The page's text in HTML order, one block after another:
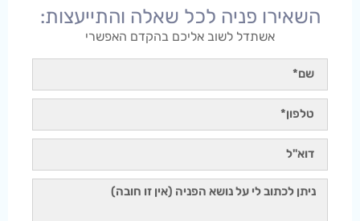
השאירו פניה לכל שאלה והתייעצות:
אשתדל לשוב אליכם בהקדם האפשרי